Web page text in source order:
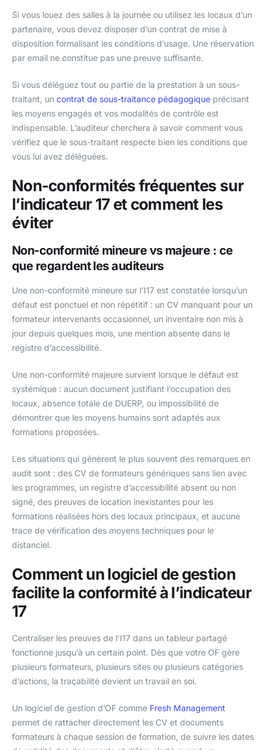
Si vous louez des salles à la journée ou utilisez les locaux d’un
partenaire, vous devez disposer d’un contrat de mise à
disposition formalisant les conditions d’usage. Une réservation
par email ne constitue pas une preuve suffisante.
Si vous déléguez tout ou partie de la prestation à un sous-
traitant, un contrat de sous-traitance pédagogique précisant
les moyens engagés et vos modalités de contrôle est
indispensable. L’auditeur cherchera à savoir comment vous
vérifiez que le sous-traitant respecte bien les conditions que
vous lui avez déléguées.
Non-conformités fréquentes sur
l’indicateur 17 et comment les
éviter
Non-conformité mineure vs majeure : ce
que regardent les auditeurs
Une non-conformité mineure sur l’I17 est constatée lorsqu’un
défaut est ponctuel et non répétitif : un CV manquant pour un
formateur intervenants occasionnel, un inventaire non mis à
jour depuis quelques mois, une mention absente dans le
registre d’accessibilité.
Une non-conformité majeure survient lorsque le défaut est
systémique : aucun document justifiant l’occupation des
locaux, absence totale de DUERP, ou impossibilité de
démontrer que les moyens humains sont adaptés aux
formations proposées.
Les situations qui génèrent le plus souvent des remarques en
audit sont : des CV de formateurs génériques sans lien avec
les programmes, un registre d’accessibilité absent ou non
signé, des preuves de location inexistantes pour les
formations réalisées hors des locaux principaux, et aucune
trace de vérification des moyens techniques pour le
distanciel.
Comment un logiciel de gestion
facilite la conformité à l’indicateur
17
Centraliser les preuves de l’I17 dans un tableur partagé
fonctionne jusqu’à un certain point. Dès que votre OF gère
plusieurs formateurs, plusieurs sites ou plusieurs catégories
d’actions, la traçabilité devient un travail en soi.
Un logiciel de gestion d’OF comme Fresh Management
permet de rattacher directement les CV et documents
formateurs à chaque session de formation, de suivre les dates